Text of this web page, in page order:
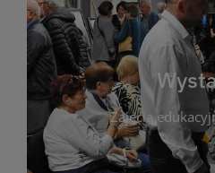
Zajęcia
W tej sekcji znajdziesz
ekspozycjach oraz
poprzednich lat.
malarstwo, fotografię,
artystyczne. Każda
do kontaktu z kulturą i
biblioteki. Serdecznie